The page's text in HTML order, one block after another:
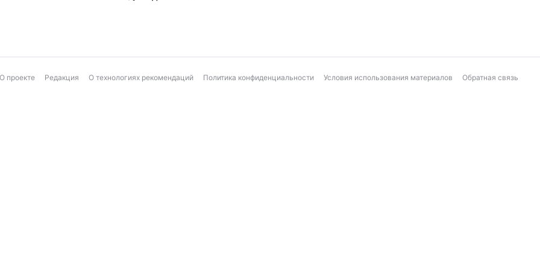
О проекте Редакция О технологиях рекомендаций Политика конфиденциальности Условия использования материалов Обратная связь